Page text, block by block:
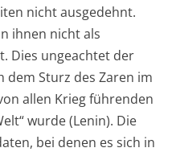
nicht ausgedehnt.
ihnen nicht als
Dies ungeachtet der
dem Sturz des Zaren im
allen Krieg führenden
“ wurde(Lenin). Die
bei denen es sich in